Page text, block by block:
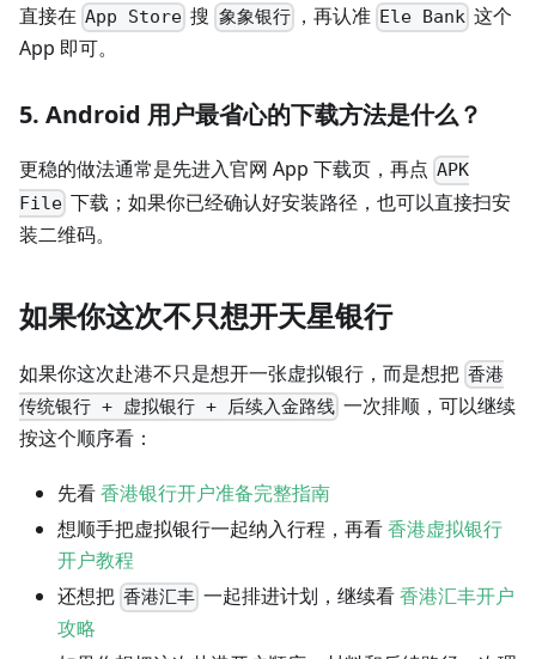
直接在 App Store 搜 象象银行，再认准 Ele Bank 这个
App 即可。
5. Android 用户最省心的下载方法是什么？
更稳的做法通常是先进入官网 App 下载页，再点 APK
File 下载；如果你已经确认好安装路径，也可以直接扫安
装二维码。
如果你这次不只想开天星银行
如果你这次赴港不只是想开一张虚拟银行，而是想把 香港
传统银行 + 虚拟银行 + 后续入金路线 一次排顺，可以继续
按这个顺序看：
先看香港银行开户准备完整指南
想顺手把虚拟银行一起纳入行程，再看香港虚拟银行
开户教程
还想把 香港汇丰 一起排进计划，继续看香港汇丰开户
攻略